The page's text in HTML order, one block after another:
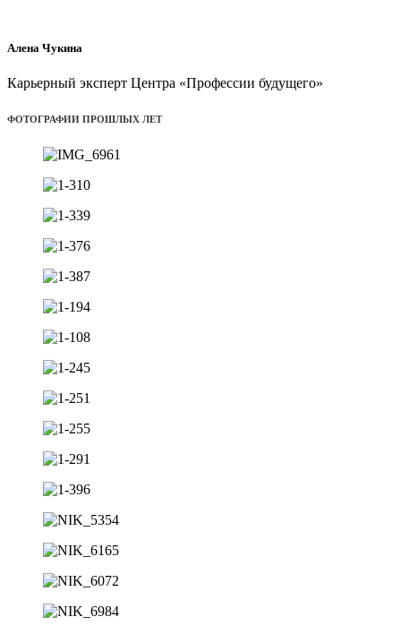
Алена Чукина
Карьерный эксперт Центра «Профессии будущего»
ФОТОГРАФИИ ПРОШЛЫХ ЛЕТ